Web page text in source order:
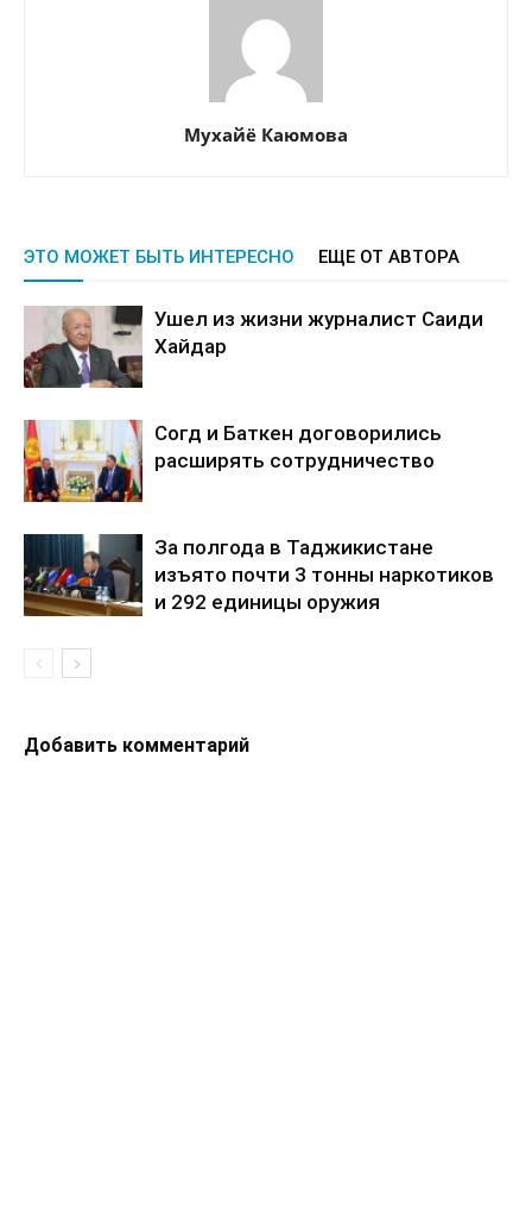
Мухайё Каюмова
ЭТО МОЖЕТ БЫТЬ ИНТЕРЕСНО ЕЩЕ ОТ АВТОРА
Ушел из жизни журналист Саиди
Хайдар
Согд и Баткен договорились
расширять сотрудничество
За полгода в Таджикистане
изъято почти 3 тонны наркотиков
и 292 единицы оружия
Добавить комментарий